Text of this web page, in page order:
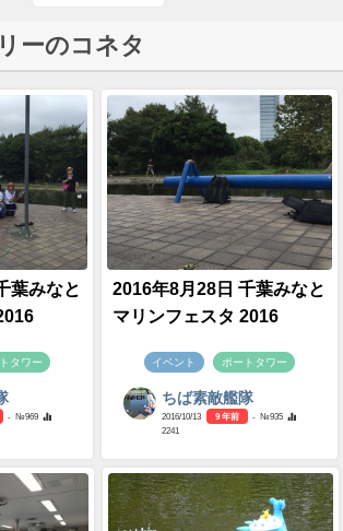
ーのコネタ
葉みなと
タワー
- №969
2016年8月28日 千葉みなと
マリンフェスタ 2016
イベント ポートタワー
ちば素敵艦隊
2016/10/13 9 年前
- №935
2241